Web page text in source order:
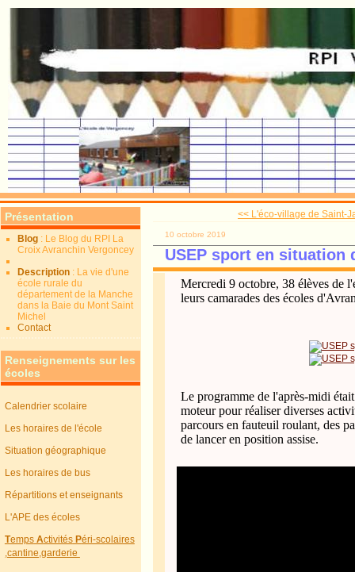
Présentation
Blog : Le Blog du RPI La
Croix Avranchin Vergoncey
Description : La vie d'une
école rurale du
département de la Manche
dans la Baie du Mont Saint
Michel
Contact
Renseignements sur les
écoles
Calendrier scolaire
Les horaires de l'école
Situation géographique
Les horaires de bus
Répartitions et enseignants
L'APE des écoles
TempsActivitésPéri-scolaires
,cantine,garderie
<< L'éco-village de Saint-
10 octobre 2019
USEP sport en situation
Mercredi 9 octobre, 38 élèves de
leurs camarades des écoles
Le programme de l'après-midi
moteur pour réaliser diverses
parcours en fauteuil roulant, des
de lancer en position assise.